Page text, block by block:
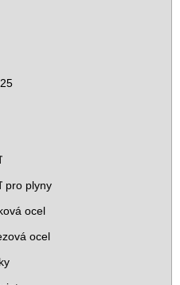
pro plyny
ocel
ocel